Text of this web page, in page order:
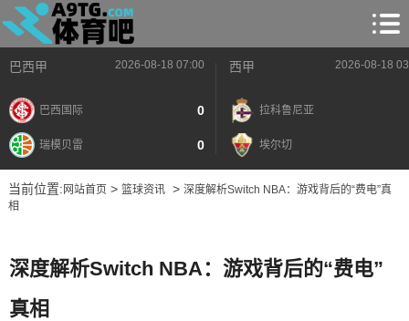
巴西甲 2026-08-18 07:00
巴西国际 0
瑞模贝雷 0
西甲 2026-08-18
拉科鲁尼亚
埃尔切
当前位置: 网站首页> 篮球资讯> 深度解析Switch NBA：游戏背后的“费电”真
相
深度解析Switch NBA：游戏背后的“费电”
真相